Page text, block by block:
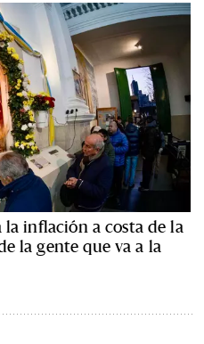
la inflación a costa de la
la gente que va a la